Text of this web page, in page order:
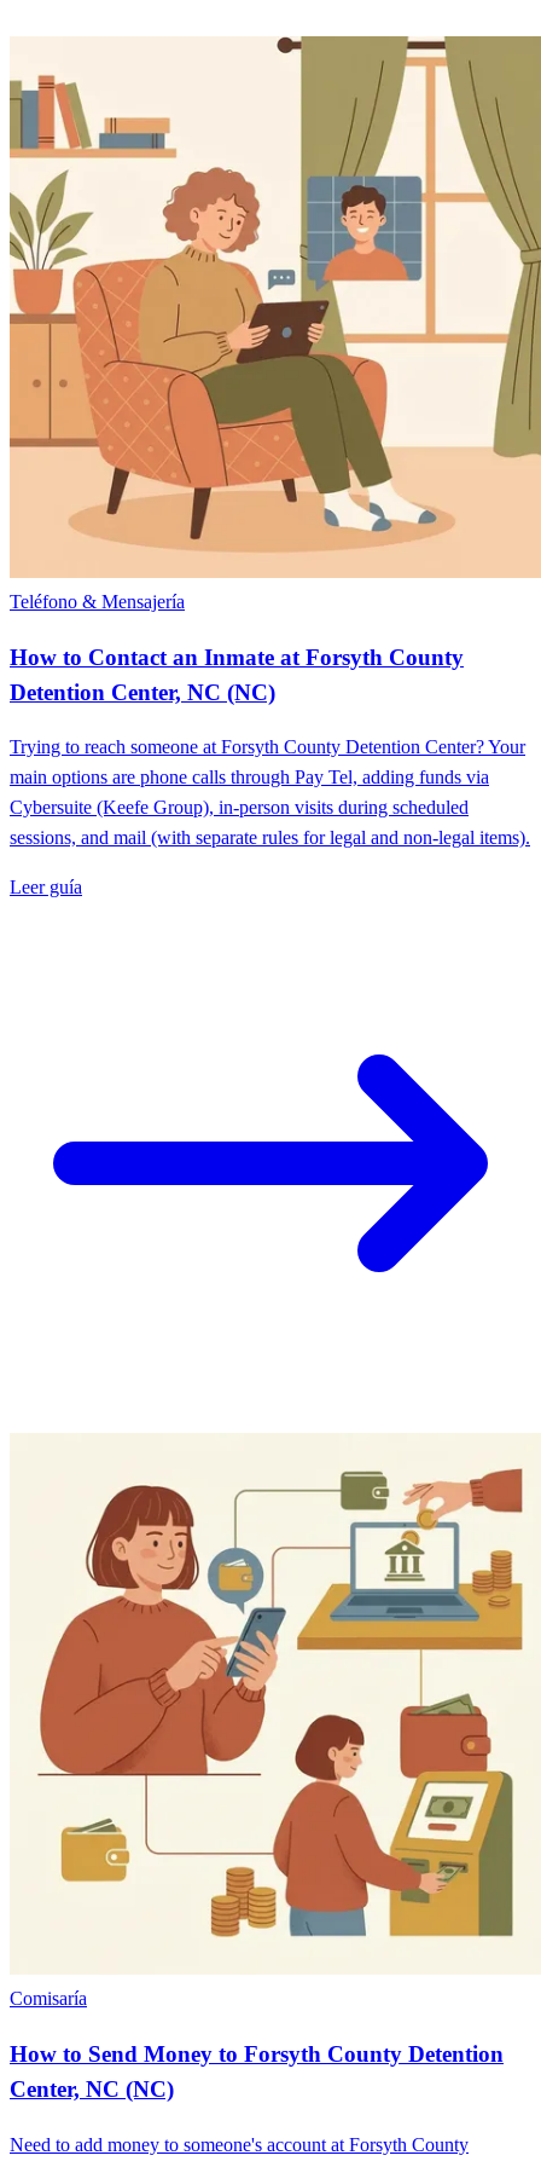
Teléfono & Mensajería
How to Contact an Inmate at Forsyth County
Detention Center, NC (NC)
Trying to reach someone at Forsyth County Detention Center? Your
main options are phone calls through Pay Tel, adding funds via
Cybersuite (Keefe Group), in-person visits during scheduled
sessions, and mail (with separate rules for legal and non-legal items).
Leer guía
Comisaría
How to Send Money to Forsyth County Detention
Center, NC (NC)
Need to add money to someone's account at Forsyth County